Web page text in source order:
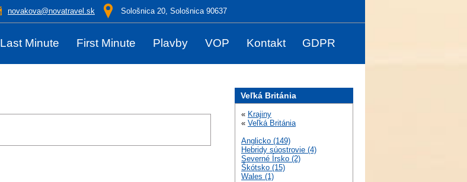
novakova@novatravel.sk Sološnica 20, Sološnica 90637
Last Minute First Minute Plavby VOP Kontakt GDPR
Veľká Británia
« Krajiny
« Veľká Británia
Anglicko (149)
Hebridy súostrovie (4)
Severné Írsko (2)
Škótsko (15)
Wales (1)